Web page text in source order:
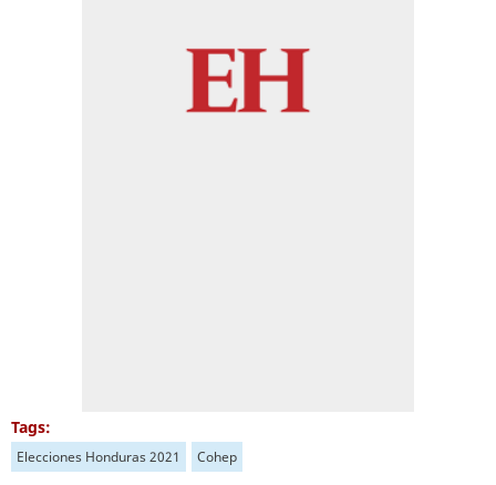
Tags:
Elecciones Honduras 2021 Cohep